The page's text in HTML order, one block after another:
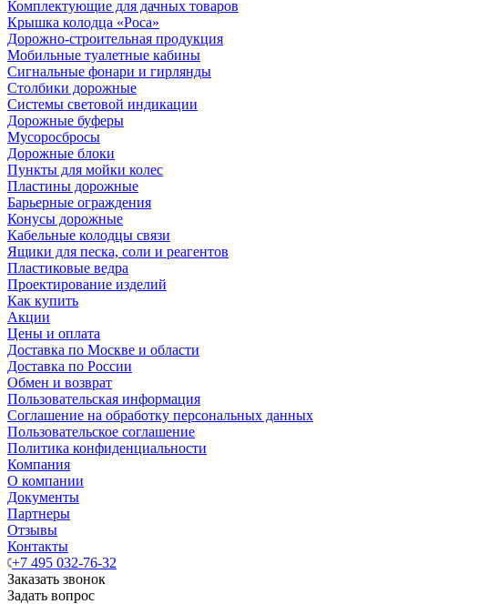
Комплектующие для дачных товаров
Крышка колодца «Роса»
Дорожно-строительная продукция
Мобильные туалетные кабины
Сигнальные фонари и гирлянды
Столбики дорожные
Системы световой индикации
Дорожные буферы
Мусоросбросы
Дорожные блоки
Пункты для мойки колес
Пластины дорожные
Барьерные ограждения
Конусы дорожные
Кабельные колодцы связи
Ящики для песка, соли и реагентов
Пластиковые ведра
Проектирование изделий
Как купить
Акции
Цены и оплата
Доставка по Москве и области
Доставка по России
Обмен и возврат
Пользовательская информация
Соглашение на обработку персональных данных
Пользовательское соглашение
Политика конфиденциальности
Компания
О компании
Документы
Партнеры
Отзывы
Контакты
+7 495 032-76-32
Заказать звонок
Задать вопрос